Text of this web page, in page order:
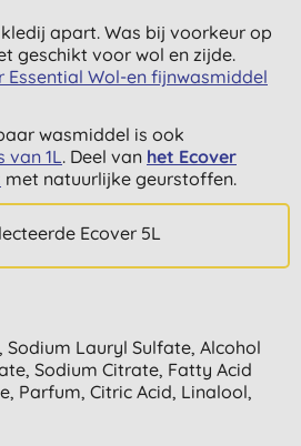
apart. Was bij voorkeur op
geschikt voor wol en zijde.
Essential Wol-en fijnwasmiddel
wasmiddel is ook
van 1L. Deel van het Ecover
met natuurlijke geurstoffen.
Ecover 5L
Sodium Lauryl Sulfate, Alcohol
Sodium Citrate, Fatty Acid
Parfum, Citric Acid, Linalool,